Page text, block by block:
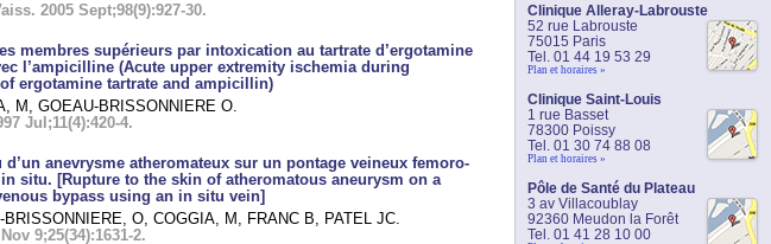
2005 Sept;98(9):927-30.
membres supérieurs par intoxication au tartrate d’ergotamine
l’ampicilline (Acute upper extremity ischemia during
ergotamine tartrate and ampicillin)
M, GOEAU-BRISSONNIERE O.
Jul;11(4):420-4.
d’un anevrysme atheromateux sur un pontage veineux femoro-
situ. [Rupture to the skin of atheromatous aneurysm on a
bypass using an in situ vein]
BRISSONNIERE, O, COGGIA, M, FRANC B, PATEL JC.
9;25(34):1631-2.
Clinique Alleray-Labrouste
52 rue Labrouste
75015 Paris
Tel. 01 44 19 53 29
Plan et horaires »
Clinique Saint-Louis
1 rue Basset
78300 Poissy
Tel. 01 30 74 88 08
Plan et horaires »
Pôle de Santé du Plateau
3 av Villacoublay
92360 Meudon la Forêt
Tel. 01 41 28 10 00